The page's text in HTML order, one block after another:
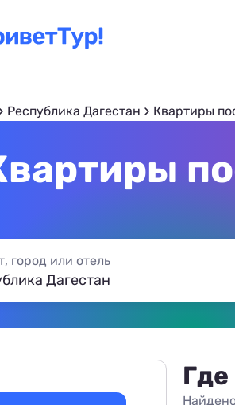
Республика Дагестан Квартиры
город или отель
Где